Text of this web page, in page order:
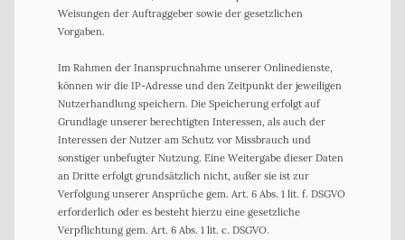
Weisungen der Auftraggeber sowie der gesetzlichen
Vorgaben.
Im Rahmen der Inanspruchnahme unserer Onlinedienste,
können wir die IP-Adresse und den Zeitpunkt der jeweiligen
Nutzerhandlung speichern. Die Speicherung erfolgt auf
Grundlage unserer berechtigten Interessen, als auch der
Interessen der Nutzer am Schutz vor Missbrauch und
sonstiger unbefugter Nutzung. Eine Weitergabe dieser Daten
an Dritte erfolgt grundsätzlich nicht, außer sie ist zur
Verfolgung unserer Ansprüche gem. Art. 6 Abs. 1 lit. f. DSGVO
erforderlich oder es besteht hierzu eine gesetzliche
Verpflichtung gem. Art. 6 Abs. 1 lit. c. DSGVO.